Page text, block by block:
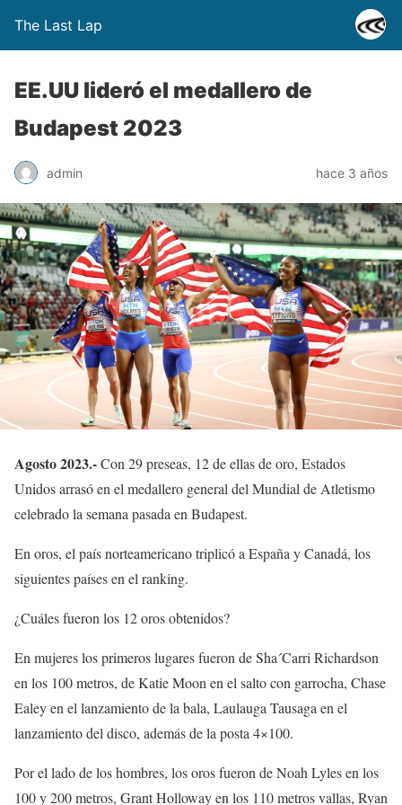
The Last Lap
EE.UU lideró el medallero de
Budapest 2023
admin hace 3 años
Agosto 2023.-Con 29 preseas, 12 de ellas de oro, Estados
Unidos arrasó en el medallero general del Mundial de Atletismo
celebrado la semana pasada en Budapest.
En oros, el país norteamericano triplicó a España y Canadá, los
siguientes países en el ranking.
¿Cuáles fueron los 12 oros obtenidos?
En mujeres los primeros lugares fueron de Sha´Carri Richardson
en los 100 metros, de Katie Moon en el salto con garrocha, Chase
Ealey en el lanzamiento de la bala, Laulauga Tausaga en el
lanzamiento del disco, además de la posta 4×100.
Por el lado de los hombres, los oros fueron de Noah Lyles en los
100 y 200 metros, Grant Holloway en los 110 metros vallas, Ryan